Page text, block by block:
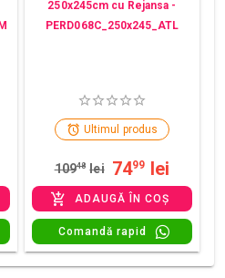
250x245cm cu Rejansa -
PERD068C_250x245_ATL
Ultimul produs
10948 lei 7499 lei
ADAUGĂ ÎN COȘ
Comandă rapid